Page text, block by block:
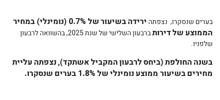
בערים שנסקרו, נצפתה ירידהבשיעורשל 0.7% (נומינלי) במחיר
הממוצעשלדירות
ברבעון השלישי של שנת 2025, בהשוואה לרבעון
שלפניו.
בשנה החולפת(ביחסלרבעוןהמקבילאשתקד),נצפתה עליית
מחיריםבשיעור ממוצענומינלישל 1.8% בערים שנסקרו.